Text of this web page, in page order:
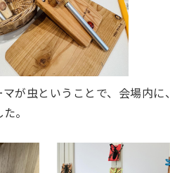
が虫ということで、会場内に、
。